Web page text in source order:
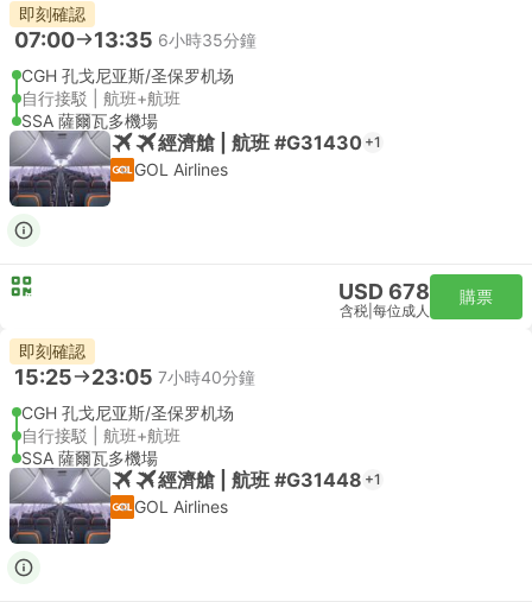
即刻確認
07:00 13:35 6小時35分鐘
CGH 孔戈尼亚斯/圣保罗机场
自行接駁 | 航班+航班
SSA 薩爾瓦多機場
經濟艙 | 航班 #G31430 +1
GOL Airlines
USD 678
含税 每位成人
購票
即刻確認
15:25 23:05 7小時40分鐘
CGH 孔戈尼亚斯/圣保罗机场
自行接駁 | 航班+航班
SSA 薩爾瓦多機場
經濟艙 | 航班 #G31448 +1
GOL Airlines